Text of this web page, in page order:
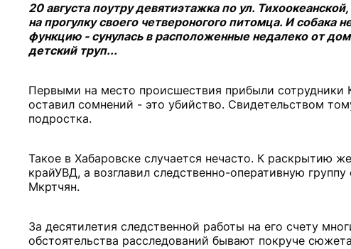
20 августа поутру девятиэтажка по ул.
на прогулку своего четвероногого питомца. И
функцию - сунулась в расположенные недалеко от
детский труп...
Первыми на место происшествия прибыли
оставил сомнений - это убийство. Свидетельством
подростка.
Такое в Хабаровске случается нечасто. К раскрытию
крайУВД, а возглавил следственно-оперативную
Мкртчян.
За десятилетия следственной работы на его счету
обстоятельства расследований бывают покруче